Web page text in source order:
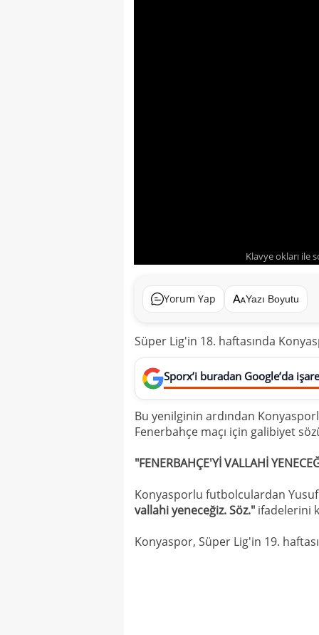
Klavye okları ile
Yorum Yap Yazı Boyutu
Süper Lig'in 18. haftasında
Sporx’i buradan Google’da
Bu yenilginin ardından
Fenerbahçe maçı için galibiyet
"FENERBAHÇE'Yİ VALLAHİ
Konyasporlu futbolculardan
vallahi yeneceğiz. Söz." ifadelerini
Konyaspor, Süper Lig'in 19.